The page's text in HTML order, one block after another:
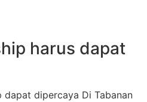
harus dapat
dipercaya Di Tabanan